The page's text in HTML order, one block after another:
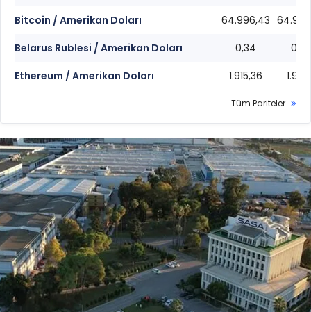
Bitcoin / Amerikan Doları
64.996,43
Belarus Rublesi / Amerikan Doları
0,34
0,34
Ethereum / Amerikan Doları
1.915,36
Tüm Pariteler